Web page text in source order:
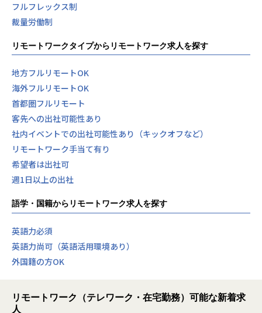
フルフレックス制
裁量労働制
リモートワークタイプからリモートワーク求人を探す
地方フルリモートOK
海外フルリモートOK
首都圏フルリモート
客先への出社可能性あり
社内イベントでの出社可能性あり（キックオフなど）
リモートワーク手当て有り
希望者は出社可
週1日以上の出社
語学・国籍からリモートワーク求人を探す
英語力必須
英語力尚可（英語活用環境あり）
外国籍の方OK
リモートワーク（テレワーク・在宅勤務）可能な新着求
人